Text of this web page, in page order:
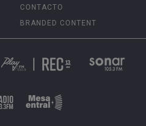
CONTACTO
BRANDED CONTENT